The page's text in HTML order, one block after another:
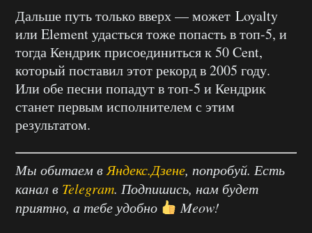
Дальше путь только вверх — может Loyalty
или Element удасться тоже попасть в топ-5, и
тогда Кендрик присоединиться к 50 Cent,
который поставил этот рекорд в 2005 году.
Или обе песни попадут в топ-5 и Кендрик
станет первым исполнителем с этим
результатом.
Мы обитаем вЯндекс.Дзене, попробуй. Есть
канал в Telegram. Подпишись, нам будет
приятно, а тебе удобно
Meow!